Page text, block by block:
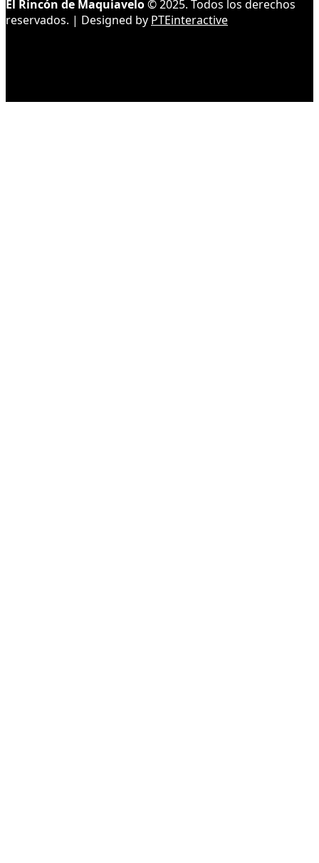
El Rincón de Maquiavelo© 2025. Todos los derechos
reservados. | Designed by PTEinteractive